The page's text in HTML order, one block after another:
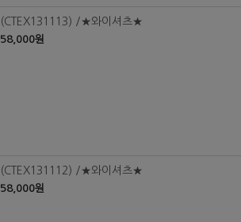
(CTEX131113) /★와이셔츠★
58,000원
(CTEX131112) /★와이셔츠★
58,000원